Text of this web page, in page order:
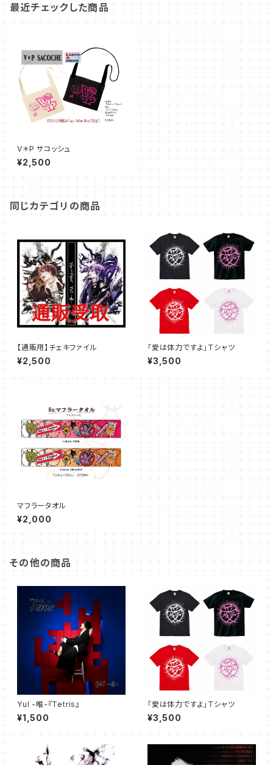
最近チェックした商品
V＊P サコッシュ
¥2,500
同じカテゴリの商品
【通販用】チェキファイル
¥2,500
「愛は体力ですよ」Ｔシャツ
¥3,500
マフラータオル
¥2,000
その他の商品
YuI -唯-『Tetris』
¥1,500
「愛は体力ですよ」Ｔシャツ
¥3,500